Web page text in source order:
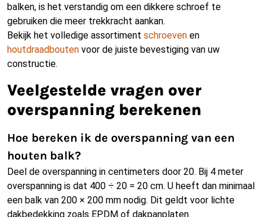
balken, is het verstandig om een dikkere schroef te
gebruiken die meer trekkracht aankan.
Bekijk het volledige assortiment schroeven en
houtdraadbouten voor de juiste bevestiging van uw
constructie.
Veelgestelde vragen over
overspanning berekenen
Hoe bereken ik de overspanning van een
houten balk?
Deel de overspanning in centimeters door 20. Bij 4 meter
overspanning is dat 400 ÷ 20 = 20 cm. U heeft dan minimaal
een balk van 200 × 200 mm nodig. Dit geldt voor lichte
dakbedekking zoals EPDM of dakpanplaten.